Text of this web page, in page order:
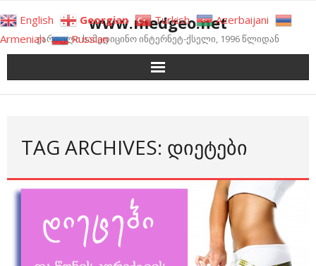
to
content
www.medgeo.net
ქართული სამედიცინო ინტერნეტ-ქსელი, 1996 წლიდან
TAG ARCHIVES: ᲓᲘᲔᲢᲔᲑᲘ
English Georgian Turkish
Azerbaijani
Armenian
Russian